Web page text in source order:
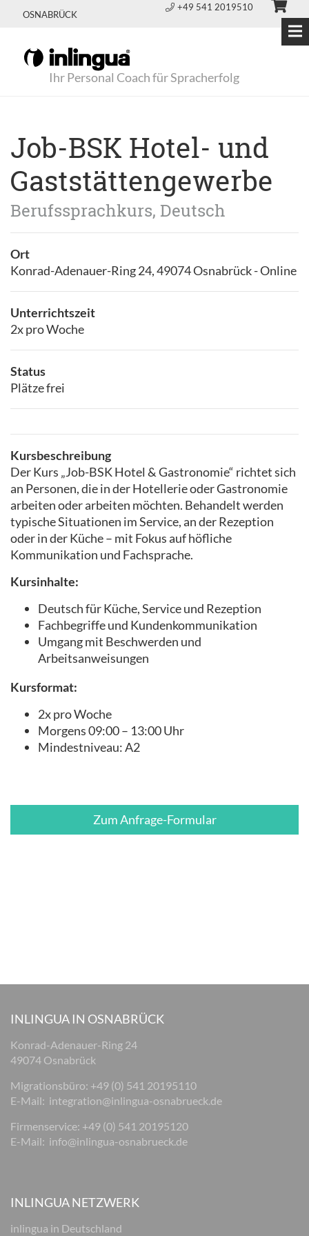
OSNABRÜCK
+49 541 2019510
Ihr Personal Coach für Spracherfolg
Job-BSK Hotel- und
Gaststättengewerbe
Berufssprachkurs, Deutsch
Ort
Konrad-Adenauer-Ring 24, 49074 Osnabrück - Online
Unterrichtszeit
2x pro Woche
Status
Plätze frei
Kursbeschreibung
Der Kurs „Job-BSK Hotel & Gastronomie“ richtet sich
an Personen, die in der Hotellerie oder Gastronomie
arbeiten oder arbeiten möchten. Behandelt werden
typische Situationen im Service, an der Rezeption
oder in der Küche – mit Fokus auf höfliche
Kommunikation und Fachsprache.
Kursinhalte:
Deutsch für Küche, Service und Rezeption
Fachbegriffe und Kundenkommunikation
Umgang mit Beschwerden und
Arbeitsanweisungen
Kursformat:
2x pro Woche
Morgens 09:00 – 13:00 Uhr
Mindestniveau: A2
Zum Anfrage-Formular
INLINGUA IN OSNABRÜCK
Konrad-Adenauer-Ring 24
49074 Osnabrück
Migrationsbüro: +49 (0) 541 20195110
E-Mail: integration@inlingua-osnabrueck.de
Firmenservice: +49 (0) 541 20195120
E-Mail: info@inlingua-osnabrueck.de
INLINGUA NETZWERK
inlingua in Deutschland